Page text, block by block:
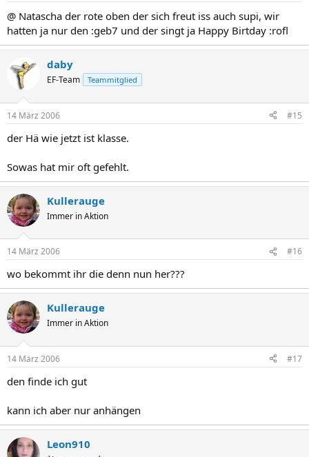
@ Natascha der rote oben der sich freut iss auch supi, wir
hatten ja nur den :geb7 und der singt ja Happy Birtday :rofl
daby
EF-Team Teammitglied
14 März 2006 #15
der Hä wie jetzt ist klasse.
Sowas hat mir oft gefehlt.
Kullerauge
Immer in Aktion
14 März 2006 #16
wo bekommt ihr die denn nun her???
Kullerauge
Immer in Aktion
14 März 2006 #17
den finde ich gut
kann ich aber nur anhängen
Leon910